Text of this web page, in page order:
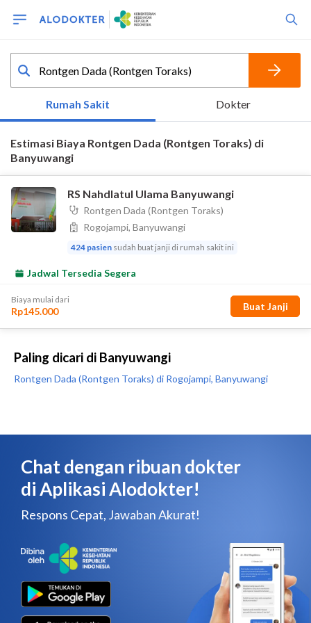
Paling dicari di Banyuwangi
Rontgen Dada (Rontgen Toraks) di Rogojampi, Banyuwangi